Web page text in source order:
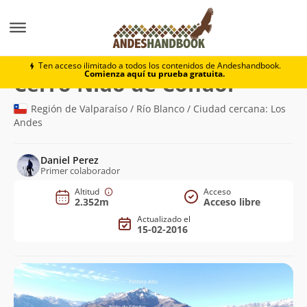
Ten acceso ilimitado a todos los contenidos de Andeshandbook.
Comienza aquí tu prueba gratuita.
Cerro Nido de Cóndor
Cerro Nido de Cóndor
Región de Valparaíso / Río Blanco / Ciudad cercana: Los
Andes
Daniel Perez
Primer colaborador
Altitud
2.352m
Acceso
Acceso libre
Actualizado el
15-02-2016